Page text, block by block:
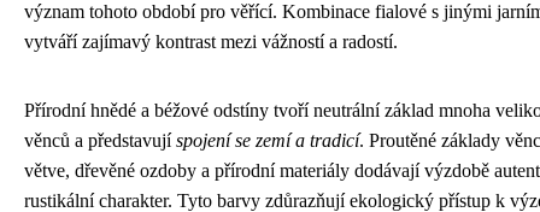
význam tohoto období pro věřící. Kombinace fialové s jinými
vytváří zajímavý kontrast mezi vážností a radostí.
Přírodní hnědé a béžové odstíny tvoří neutrální základ mnoha
věnců a představujíspojení se zemí a tradicí. Proutěné základy
větve, dřevěné ozdoby a přírodní materiály dodávají výzdobě
rustikální charakter. Tyto barvy zdůrazňují ekologický přístup k